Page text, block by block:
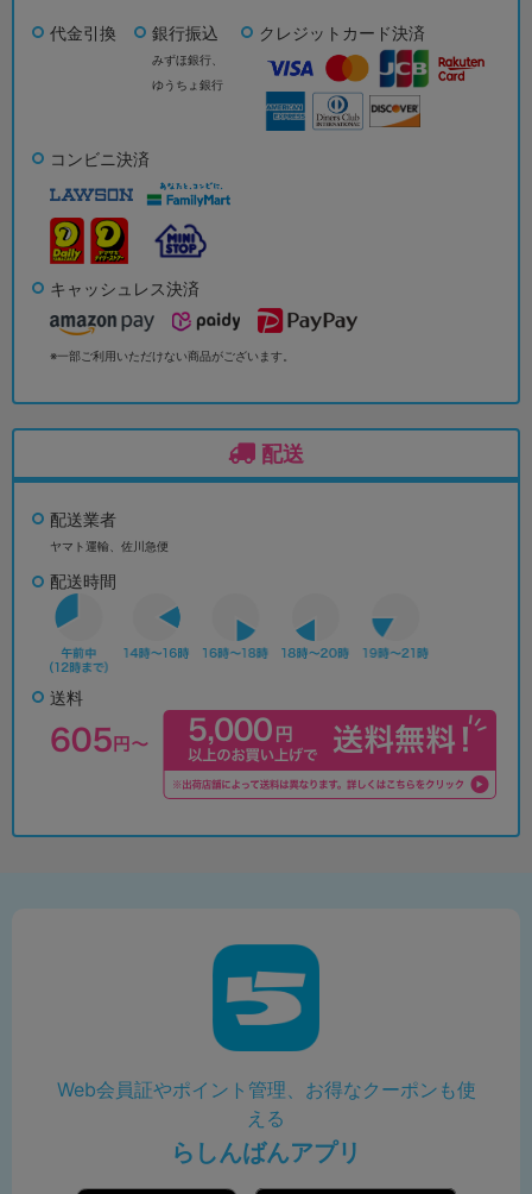
代金引換 銀行振込
みずほ銀行、
ゆうちょ銀行
クレジットカード決済
コンビニ決済
キャッシュレス決済
※一部ご利用いただけない商品がございます。
配送
配送業者
ヤマト運輸、佐川急便
配送時間
送料
Web会員証やポイント管理、お得なクーポンも使
える
らしんばんアプリ